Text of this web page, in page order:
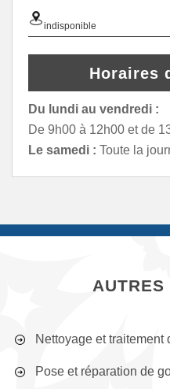
indisponible
Horaires
Du lundi au vendredi :
De 9h00 à 12h00 et de
Le samedi : Toute la
AUTRES
Nettoyage et traitement
Pose et réparation de